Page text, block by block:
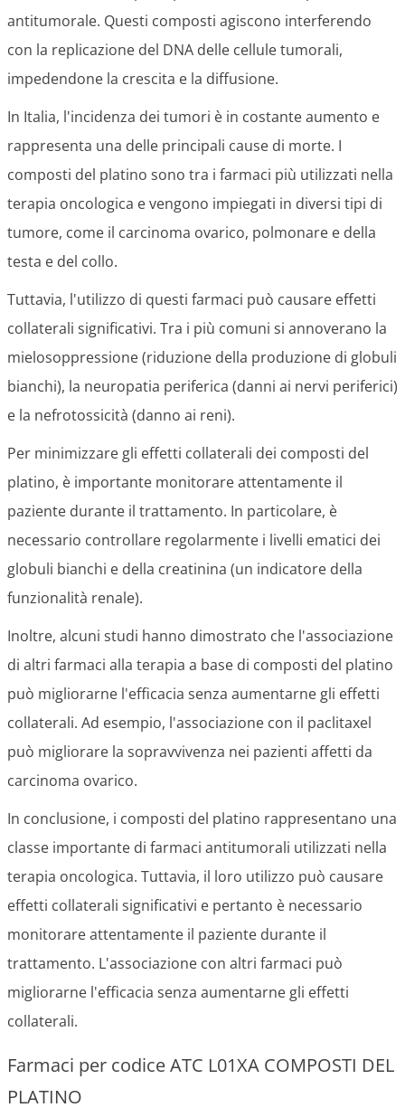
antitumorale. Questi composti agiscono interferendo
con la replicazione del DNA delle cellule tumorali,
impedendone la crescita e la diffusione.
In Italia, l'incidenza dei tumori è in costante aumento e
rappresenta una delle principali cause di morte. I
composti del platino sono tra i farmaci più utilizzati nella
terapia oncologica e vengono impiegati in diversi tipi di
tumore, come il carcinoma ovarico, polmonare e della
testa e del collo.
Tuttavia, l'utilizzo di questi farmaci può causare effetti
collaterali significativi. Tra i più comuni si annoverano la
mielosoppressione (riduzione della produzione di globuli
bianchi), la neuropatia periferica (danni ai nervi periferici)
e la nefrotossicità (danno ai reni).
Per minimizzare gli effetti collaterali dei composti del
platino, è importante monitorare attentamente il
paziente durante il trattamento. In particolare, è
necessario controllare regolarmente i livelli ematici dei
globuli bianchi e della creatinina (un indicatore della
funzionalità renale).
Inoltre, alcuni studi hanno dimostrato che l'associazione
di altri farmaci alla terapia a base di composti del platino
può migliorarne l'efficacia senza aumentarne gli effetti
collaterali. Ad esempio, l'associazione con il paclitaxel
può migliorare la sopravvivenza nei pazienti affetti da
carcinoma ovarico.
In conclusione, i composti del platino rappresentano una
classe importante di farmaci antitumorali utilizzati nella
terapia oncologica. Tuttavia, il loro utilizzo può causare
effetti collaterali significativi e pertanto è necessario
monitorare attentamente il paziente durante il
trattamento. L'associazione con altri farmaci può
migliorarne l'efficacia senza aumentarne gli effetti
collaterali.
Farmaci per codice ATC L01XA COMPOSTI DEL
PLATINO